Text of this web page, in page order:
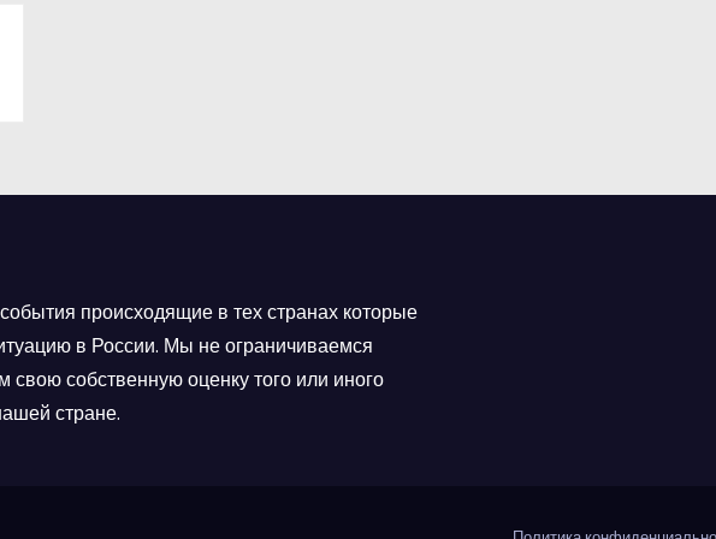
а
и
с
я
происходящие в тех странах которые
в России. Мы не ограничиваемся
собственную оценку того или иного
стране.